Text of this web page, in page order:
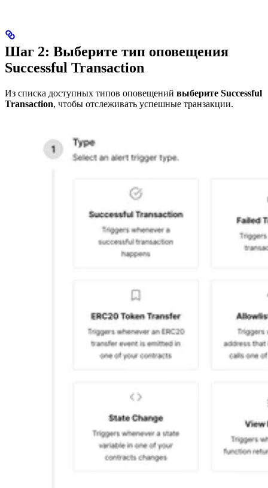
Шаг 2: Выберите тип оповещения
Successful Transaction
Из списка доступных типов оповещений выберите Successful
Transaction, чтобы отслеживать успешные транзакции.